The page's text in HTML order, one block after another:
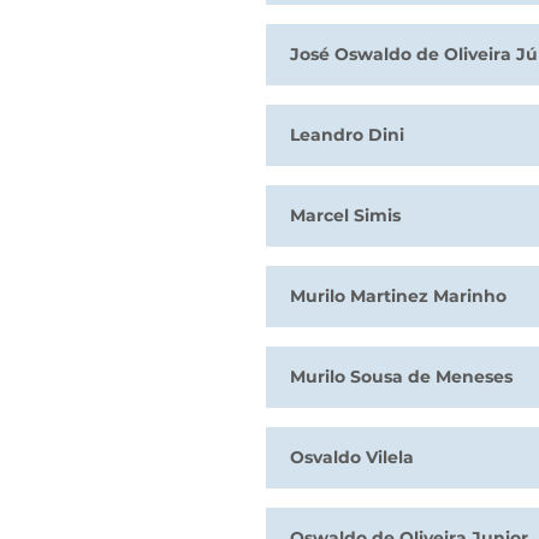
José Oswaldo de Oliveira
Leandro Dini
Marcel Simis
Murilo Martinez Marinho
Murilo Sousa de Meneses
Osvaldo Vilela